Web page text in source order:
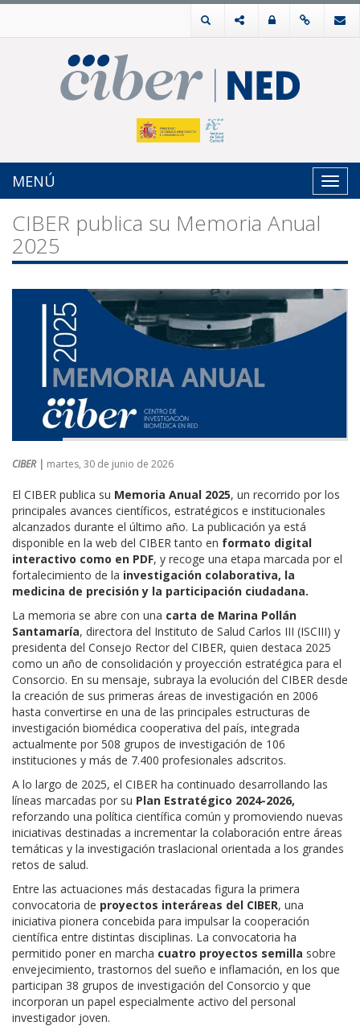
MENÚ
CIBER publica su Memoria Anual
2025
CIBER | martes, 30 de junio de 2026
El CIBER publica su Memoria Anual 2025, un recorrido por los
principales avances científicos, estratégicos e institucionales
alcanzados durante el último año. La publicación ya está
disponible en la web del CIBER tanto en formato digital
interactivo como en PDF, y recoge una etapa marcada por el
fortalecimiento de la investigación colaborativa, la
medicina de precisión y la participación ciudadana.
La memoria se abre con una carta de Marina Pollán
Santamaría, directora del Instituto de Salud Carlos III (ISCIII) y
presidenta del Consejo Rector del CIBER, quien destaca 2025
como un año de consolidación y proyección estratégica para el
Consorcio. En su mensaje, subraya la evolución del CIBER desde
la creación de sus primeras áreas de investigación en 2006
hasta convertirse en una de las principales estructuras de
investigación biomédica cooperativa del país, integrada
actualmente por 508 grupos de investigación de 106
instituciones y más de 7.400 profesionales adscritos.
A lo largo de 2025, el CIBER ha continuado desarrollando las
líneas marcadas por su Plan Estratégico 2024-2026,
reforzando una política científica común y promoviendo nuevas
iniciativas destinadas a incrementar la colaboración entre áreas
temáticas y la investigación traslacional orientada a los grandes
retos de salud.
Entre las actuaciones más destacadas figura la primera
convocatoria de proyectos interáreas del CIBER, una
iniciativa pionera concebida para impulsar la cooperación
científica entre distintas disciplinas. La convocatoria ha
permitido poner en marcha cuatro proyectos semilla sobre
envejecimiento, trastornos del sueño e inflamación, en los que
participan 38 grupos de investigación del Consorcio y que
incorporan un papel especialmente activo del personal
investigador joven.